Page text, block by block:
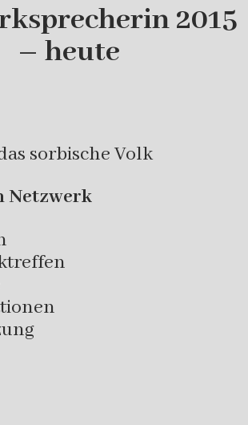
2015
– heute
sorbische Volk
Netzwerk